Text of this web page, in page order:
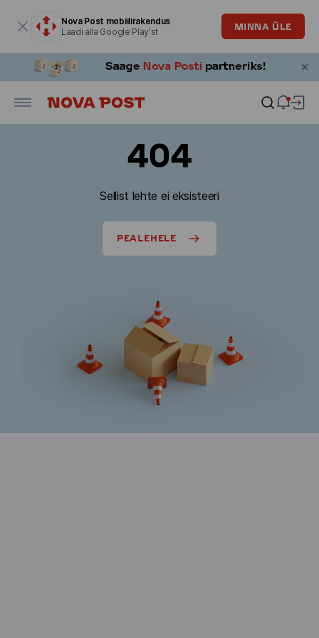
Nova Post mobiilirakendus
Laadi alla Google Play'st
MINNA ÜLE
404
Sellist lehte ei eksisteeri
PEALEHELE